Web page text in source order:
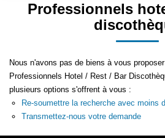
NOTRE
NOTRE
Type de bien
Créer une alerte
Professionnels
Nous n'avons pas de biens à vous
Professionnels Hotel / Rest / Bar
plusieurs options s'offrent à vous :
Re-soumettre la recherche avec moins
Transmettez-nous votre demande